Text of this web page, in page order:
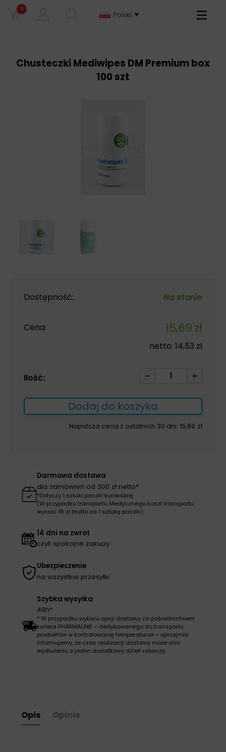
0
Polski
Primary
Chusteczki Mediwipes DM Premium box
100 szt
Dostępność: Na stanie
Cena: 15,69zł
netto: 14,53 zł
Ilość:
ilość
Mediwipes
DM
Premium
Dodaj do koszyka
Najniższa cena z ostatnich 30 dni: 15,69 zł
Darmowa dostawa
dla zamówień od 300 zł netto*
*Dotyczy 1 sztuki paczki kurierskiej
(W przypadku transportu Medycznego koszt transportu
wynosi 16 zł brutto za 1 sztukę paczki)
14 dni na zwrot
czyli spokojne zakupy
Ubezpieczenie
na wszystkie przesyłki
Szybka wysyłka
48h*
* W przypadku wyboru opcji dostawy za pośrednictwem
kuriera PHARMALINK – dedykowanego do transportu
produktów w kontrolowanej temperaturze – uprzejmie
informujemy, że czas realizacji dostawy może ulec
wydłużeniu o jeden dodatkowy dzień roboczy.
Opis Opinie